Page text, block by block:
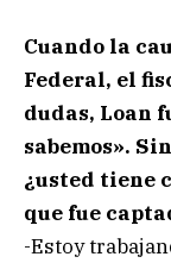
Cuando la
Federal, el
dudas, Loan
sabemos».
¿usted tiene
que fue
-Estoy